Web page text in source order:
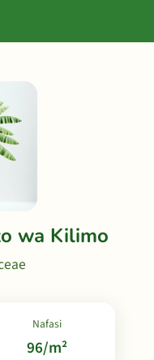
wa Kilimo
Nafasi
96/m²